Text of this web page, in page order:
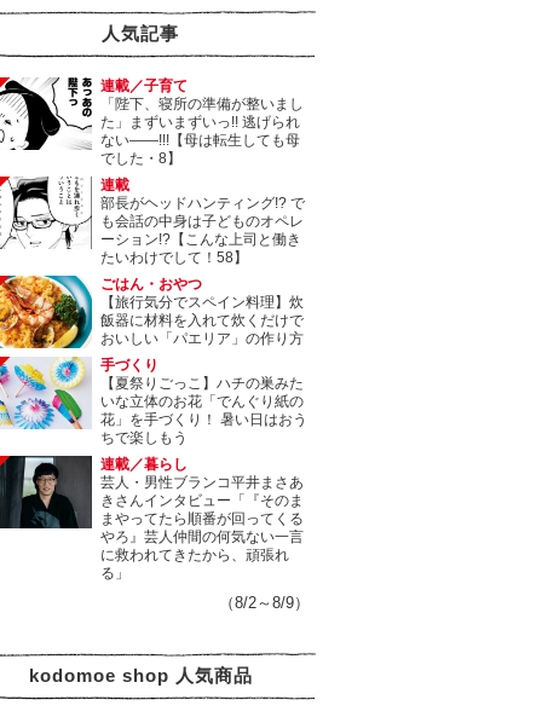
人気記事
連載／子育て
「陛下、寝所の準備が整いまし
た」まずいまずいっ!! 逃げられ
ない――!!!【母は転生しても母
でした・8】
連載
部長がヘッドハンティング!? で
も会話の中身は子どものオペレ
ーション!?【こんな上司と働き
たいわけでして！58】
ごはん・おやつ
【旅行気分でスペイン料理】炊
飯器に材料を入れて炊くだけで
おいしい「パエリア」の作り方
手づくり
【夏祭りごっこ】ハチの巣みた
いな立体のお花「でんぐり紙の
花」を手づくり！ 暑い日はおう
ちで楽しもう
連載／暮らし
芸人・男性ブランコ平井まさあ
きさんインタビュー「『そのま
まやってたら順番が回ってくる
やろ』芸人仲間の何気ない一言
に救われてきたから、頑張れ
る」
（8/2～8/9）
kodomoe shop 人気商品